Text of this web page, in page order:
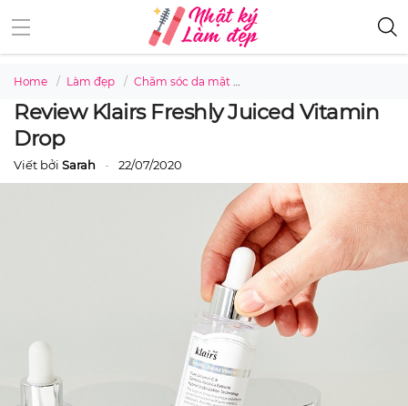
Home Làm đẹp Chăm sóc da mặt
Review Klairs Freshly Juiced Vitamin
Drop
Viết bởi Sarah 22/07/2020